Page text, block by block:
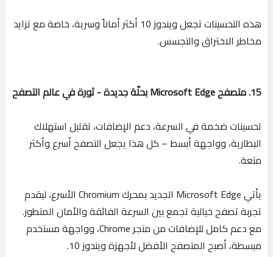
هذه التحسينات تجعل ويندوز 10 أكثر أماناً وسرية، خاصة مع تزايد
مخاطر الاختراق والتجسس.
15. متصفح Microsoft Edge بحلّة جديدة - ثورة في عالم التصفح
تحسينات ضخمة في السرعة، دعم الإضافات، تقليل استهلاك
البطارية، وواجهة أبسط – كل هذا يجعل التصفح أسرع وأكثر
متعة.
يأتي Microsoft Edge الجديد بمحرك Chromium الأسرع، ليقدم
تجربة تصفح خيالية تجمع بين السرعة الفائقة والأمان المتطور.
مع دعم كامل للإضافات من متجر Chrome، وواجهة مستخدم
مبسطة، أصبح المتصفح الأفضل لأجهزة ويندوز 10.